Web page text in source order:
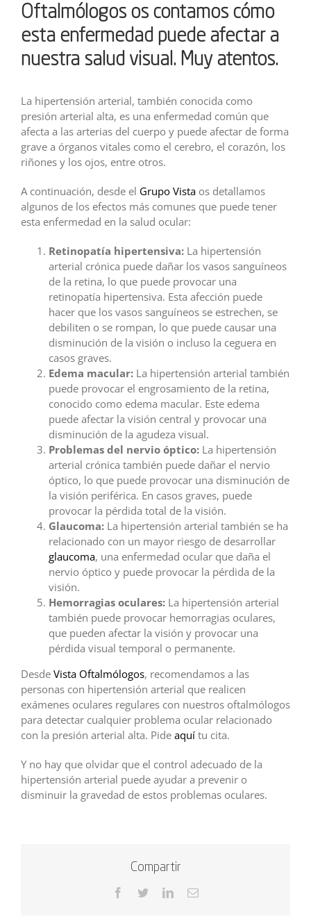
Oftalmólogos os contamos cómo
esta enfermedad puede afectar a
nuestra salud visual. Muy atentos.
La hipertensión arterial, también conocida como
presión arterial alta, es una enfermedad común que
afecta a las arterias del cuerpo y puede afectar de forma
grave a órganos vitales como el cerebro, el corazón, los
riñones y los ojos, entre otros.
A continuación, desde el Grupo Vista os detallamos
algunos de los efectos más comunes que puede tener
esta enfermedad en la salud ocular:
Retinopatía hipertensiva: La hipertensión
arterial crónica puede dañar los vasos sanguíneos
de la retina, lo que puede provocar una
retinopatía hipertensiva. Esta afección puede
hacer que los vasos sanguíneos se estrechen, se
debiliten o se rompan, lo que puede causar una
disminución de la visión o incluso la ceguera en
casos graves.
Edema macular: La hipertensión arterial también
puede provocar el engrosamiento de la retina,
conocido como edema macular. Este edema
puede afectar la visión central y provocar una
disminución de la agudeza visual.
Problemas del nervio óptico: La hipertensión
arterial crónica también puede dañar el nervio
óptico, lo que puede provocar una disminución de
la visión periférica. En casos graves, puede
provocar la pérdida total de la visión.
Glaucoma: La hipertensión arterial también se ha
relacionado con un mayor riesgo de desarrollar
glaucoma, una enfermedad ocular que daña el
nervio óptico y puede provocar la pérdida de la
visión.
Hemorragias oculares: La hipertensión arterial
también puede provocar hemorragias oculares,
que pueden afectar la visión y provocar una
pérdida visual temporal o permanente.
Desde Vista Oftalmólogos, recomendamos a las
personas con hipertensión arterial que realicen
exámenes oculares regulares con nuestros oftalmólogos
para detectar cualquier problema ocular relacionado
con la presión arterial alta. Pide aquí tu cita.
Y no hay que olvidar que el control adecuado de la
hipertensión arterial puede ayudar a prevenir o
disminuir la gravedad de estos problemas oculares.
Compartir
Facebook
TwitterLinkedInCorreo